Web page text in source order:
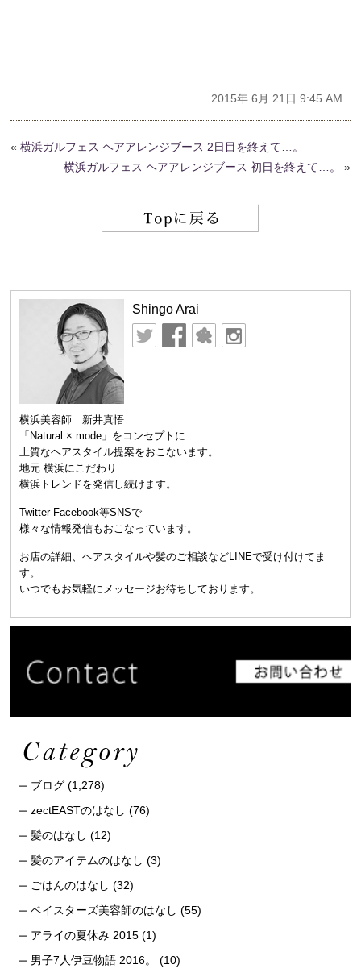
2015年 6月 21日 9:45 AM
«横浜ガルフェス ヘアアレンジブース 2日目を終えて…。
横浜ガルフェス ヘアアレンジブース 初日を終えて…。
»
Shingo Arai
横浜美容師 新井真悟
「Natural × mode」をコンセプトに
上質なヘアスタイル提案をおこないます。
地元 横浜にこだわり
横浜トレンドを発信し続けます。
Twitter Facebook等SNSで
様々な情報発信もおこなっています。
お店の詳細、ヘアスタイルや髪のご相談などLINEで受け付けてま
す。
いつでもお気軽にメッセージお待ちしております。
ブログ (1,278)
zectEASTのはなし (76)
髪のはなし (12)
髪のアイテムのはなし (3)
ごはんのはなし (32)
ベイスターズ美容師のはなし (55)
アライの夏休み 2015 (1)
男子7人伊豆物語 2016。
(10)